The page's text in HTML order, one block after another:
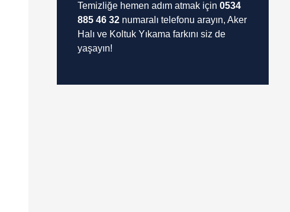
Temizliğe hemen adım atmak için0534
885 46 32 numaralı telefonu arayın, Aker
Halı ve Koltuk Yıkama farkını siz de
yaşayın!